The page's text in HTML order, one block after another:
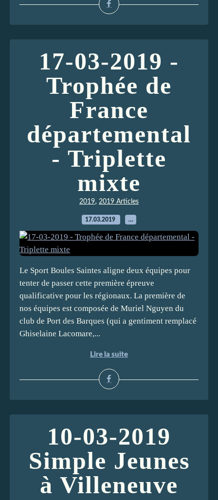
17-03-2019 -
Trophée de
France
départemental
- Triplette
mixte
2019, 2019 Articles
17.03.2019 …
Le Sport Boules Saintes aligne deux équipes pour
tenter de passer cette première épreuve
qualificative pour les régionaux. La première de
nos équipes est composée de Muriel Nguyen du
club de Port des Barques (qui a gentiment remplacé
Ghiselaine Lacomare,...
Lire la suite
10-03-2019
Simple Jeunes
à Villeneuve